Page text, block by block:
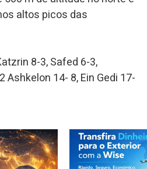
altos picos das
8-3, Safed 6-3,
14- 8, Ein Gedi 17-